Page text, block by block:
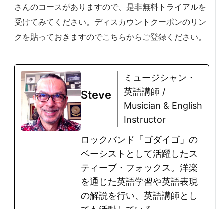
さんのコースがありますので、是非無料トライアルを
受けてみてください。ディスカウントクーポンのリン
クを貼っておきますのでこちらからご登録ください。
Steve
ミュージシャン・
英語講師 /
Musician & English
Instructor
ロックバンド「ゴダイゴ」の
ベーシストとして活躍したス
ティーブ・フォックス。洋楽
を通じた英語学習や英語表現
の解説を行い、英語講師とし